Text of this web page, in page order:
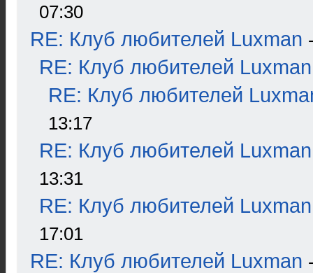
07:30
RE: Клуб любителей Luxman
RE: Клуб любителей Luxman
RE: Клуб любителей
13:17
RE: Клуб любителей Luxman
13:31
RE: Клуб любителей Luxman
17:01
RE: Клуб любителей Luxman